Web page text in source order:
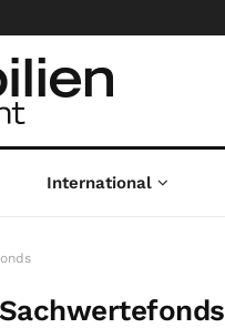
International
Sachwertefonds